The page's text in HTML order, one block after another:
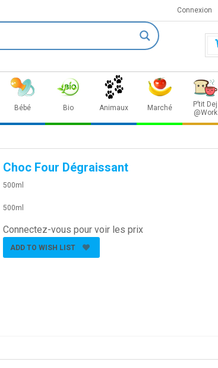
Connexion
Bébé Bio Animaux Marché
P’tit Dej
@Work
Choc Four Dégraissant
500ml
500ml
Connectez-vous pour voir les prix
ADD TO WISH LIST